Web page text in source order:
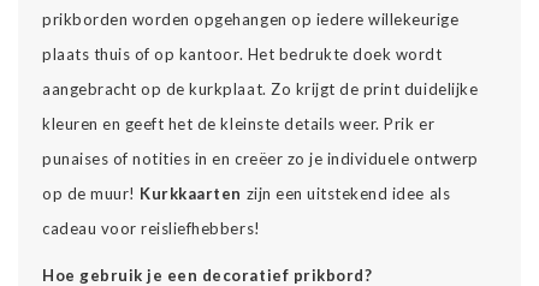
prikborden worden opgehangen op iedere willekeurige
plaats thuis of op kantoor. Het bedrukte doek wordt
aangebracht op de kurkplaat. Zo krijgt de print duidelijke
kleuren en geeft het de kleinste details weer. Prik er
punaises of notities in en creëer zo je individuele ontwerp
op de muur! Kurkkaarten zijn een uitstekend idee als
cadeau voor reisliefhebbers!
Hoe gebruik je een decoratief prikbord?